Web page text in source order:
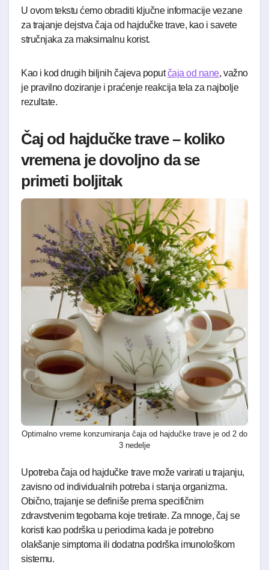
U ovom tekstu ćemo obraditi ključne informacije vezane
za trajanje dejstva čaja od hajdučke trave, kao i savete
stručnjaka za maksimalnu korist.
Kao i kod drugih biljnih čajeva poputčaja od nane, važno
je pravilno doziranje i praćenje reakcija tela za najbolje
rezultate.
Čaj od hajdučke trave – koliko
vremena je dovoljno da se
primeti boljitak
Optimalno vreme konzumiranja čaja od hajdučke trave je od 2 do
3 nedelje
Upotreba čaja od hajdučke trave može varirati u trajanju,
zavisno od individualnih potreba i stanja organizma.
Obično, trajanje se definiše prema specifičnim
zdravstvenim tegobama koje tretirate. Za mnoge, čaj se
koristi kao podrška u periodima kada je potrebno
olakšanje simptoma ili dodatna podrška imunološkom
sistemu.